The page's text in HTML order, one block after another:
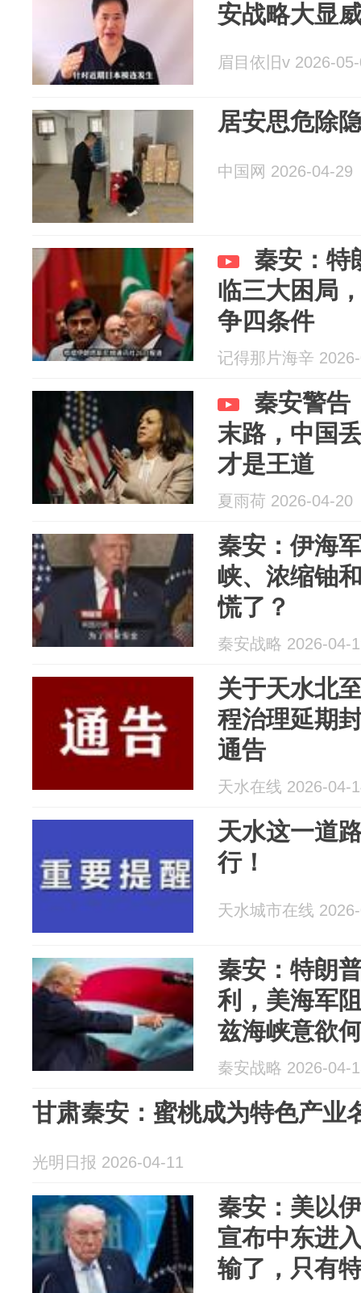
安战略大显
眉目依旧v 2026-
居安思危除
中国网 2026-04-29
秦安：特
临三大困局
争四条件
记得那片海辛
秦安警告
末路，中国
才是王道
夏雨荷 2026-04-20
秦安：伊海
峡、浓缩铀
慌了？
秦安战略 2026-04-
关于天水北
程治理延期
通告
天水在线 2026-04-
天水这一道
行！
天水城市在线
秦安：特朗
利，美海军
兹海峡意欲
秦安战略 2026-04-
甘肃秦安：蜜桃成为特色产业
光明日报 2026-04-11
秦安：美以
宣布中东进
输了，只有